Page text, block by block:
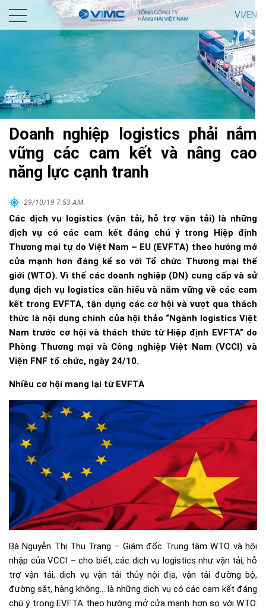
VI/EN
Doanh nghiệp logistics phải nắm
vững các cam kết và nâng cao
năng lực cạnh tranh
29/10/19 7:53 AM
Các dịch vụ logistics (vận tải, hỗ trợ vận tải) là những
dịch vụ có các cam kết đáng chú ý trong Hiệp định
Thương mại tự do Việt Nam – EU (EVFTA) theo hướng mở
cửa mạnh hơn đáng kể so với Tổ chức Thương mại thế
giới (WTO). Vì thế các doanh nghiệp (DN) cung cấp và sử
dụng dịch vụ logistics cần hiểu và nắm vững về các cam
kết trong EVFTA, tận dụng các cơ hội và vượt qua thách
thức là nội dung chính của hội thảo “Ngành logistics Việt
Nam trước cơ hội và thách thức từ Hiệp định EVFTA” do
Phòng Thương mại và Công nghiệp Việt Nam (VCCI) và
Viện FNF tổ chức, ngày 24/10.
Nhiều cơ hội mang lại từ EVFTA
Bà Nguyễn Thị Thu Trang – Giám đốc Trung tâm WTO và hội
nhập của VCCI – cho biết, các dịch vụ logistics như vận tải, hỗ
trợ vận tải, dịch vụ vận tải thủy nội địa, vận tải đường bộ,
đường sắt, hàng không… là những dịch vụ có các cam kết đáng
chú ý trong EVFTA theo hướng mở cửa mạnh hơn so với WTO.